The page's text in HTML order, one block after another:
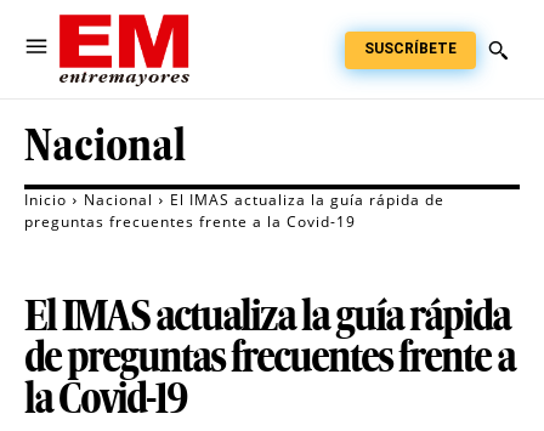
SUSCRÍBETE
Nacional
Inicio Nacional
El IMAS actualiza la guía rápida de
preguntas frecuentes frente a la Covid-19
El IMAS actualiza la guía rápida
de preguntas frecuentes frente a
la Covid-19